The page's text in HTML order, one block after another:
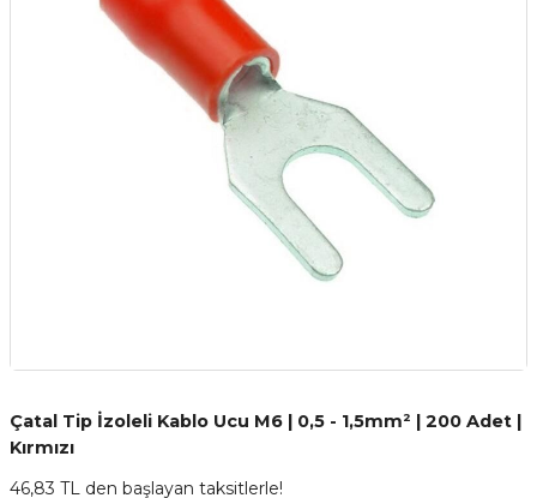
Çatal Tip İzoleli Kablo Ucu M6 | 0,5 - 1,5mm² | 200 Adet |
Kırmızı
46,83 TL den başlayan taksitlerle!